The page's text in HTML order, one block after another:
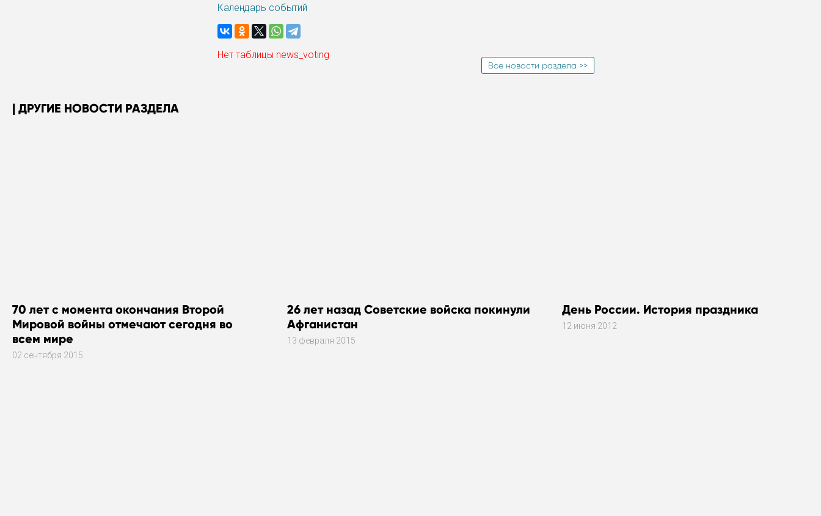
Календарь событий
Нет таблицы news_voting
Все новости раздела >>
ДРУГИЕ НОВОСТИ РАЗДЕЛА
70 лет с момента окончания Второй
Мировой войны отмечают сегодня во
всем мире
02 сентября 2015
26 лет назад Советские войска покинули
Афганистан
13 февраля 2015
День России. История праздника
12 июня 2012